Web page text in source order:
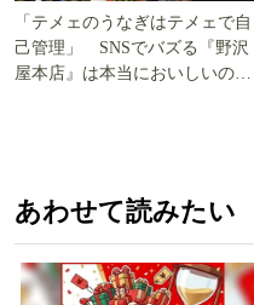
「テメェのうなぎはテメェで自
己管理」 SNSでバズる『野沢
屋本店』は本当においしいの
あわせて読みたい